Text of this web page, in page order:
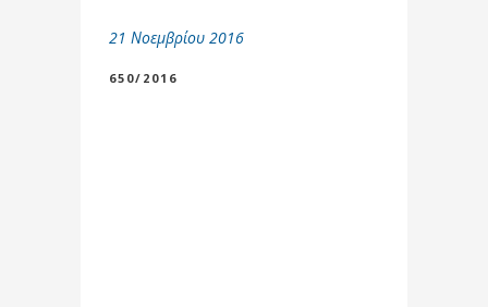
21 Νοεμβρίου 2016
650/2016